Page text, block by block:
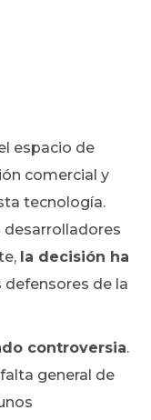
espacio de
comercial y
tecnología.
desarrolladores
la decisión ha
de la
controversia.
general de